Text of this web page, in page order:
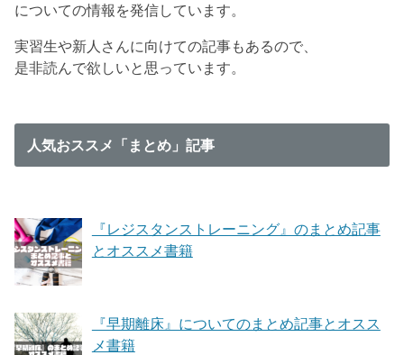
についての情報を発信しています。
実習生や新人さんに向けての記事もあるので、
是非読んで欲しいと思っています。
人気おススメ「まとめ」記事
『レジスタンストレーニング』のまとめ記事
とオススメ書籍
『早期離床』についてのまとめ記事とオスス
メ書籍